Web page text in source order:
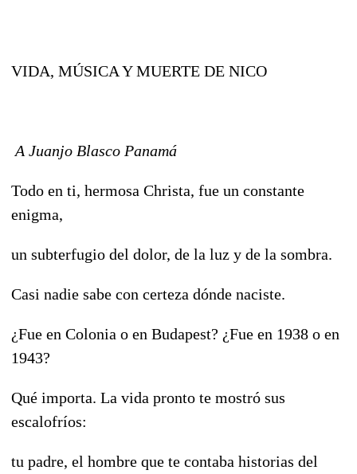
VIDA, MÚSICA Y MUERTE DE NICO
A Juanjo Blasco Panamá
Todo en ti, hermosa Christa, fue un constante
enigma,
un subterfugio del dolor, de la luz y de la sombra.
Casi nadie sabe con certeza dónde naciste.
¿Fue en Colonia o en Budapest? ¿Fue en 1938 o en
1943?
Qué importa. La vida pronto te mostró sus
escalofríos:
tu padre, el hombre que te contaba historias del